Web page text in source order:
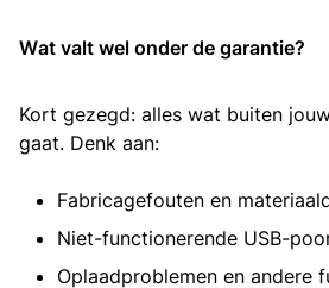
Wat valt wel onder de garantie?
Kort gezegd: alles wat buiten
gaat. Denk aan:
Fabricagefouten en
Niet-functionerende USB-
Oplaadproblemen en andere